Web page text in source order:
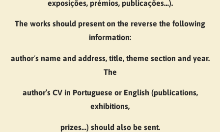
exposições, prémios, publicações…).
The works should present on the reverse the following
information:
author´s name and address, title, theme section and year.
The
author’s CV in Portuguese or English (publications,
exhibitions,
prizes…) should also be sent.